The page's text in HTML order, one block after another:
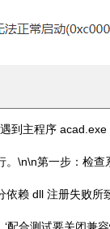
到主程序
\n\n第一步：检
赖 dll 注册失败